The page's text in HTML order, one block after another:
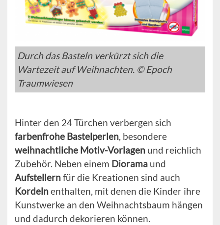
Durch das Basteln verkürzt sich die
Wartezeit auf Weihnachten. © Epoch
Traumwiesen
Hinter den 24 Türchen verbergen sich
farbenfrohe Bastelperlen, besondere
weihnachtliche Motiv-Vorlagen und reichlich
Zubehör. Neben einem Diorama und
Aufstellernfür die Kreationen sind auch
Kordelnenthalten, mit denen die Kinder ihre
Kunstwerke an den Weihnachtsbaum hängen
und dadurch dekorieren können.